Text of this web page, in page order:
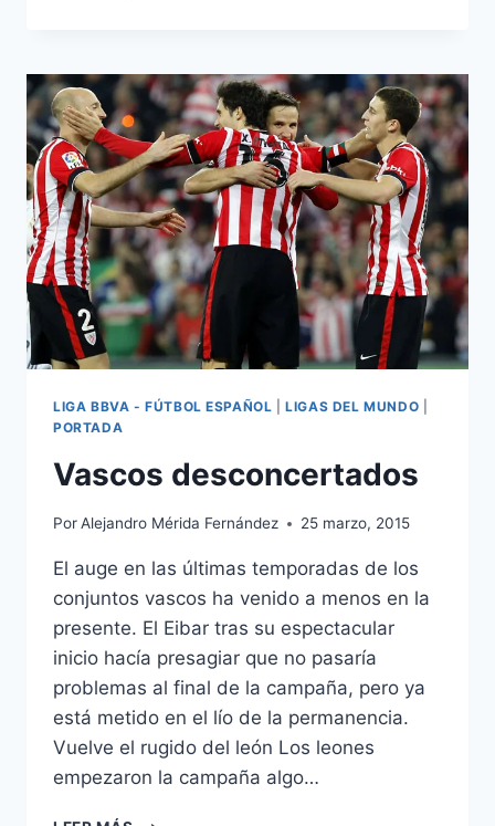
LIGA BBVA - FÚTBOL ESPAÑOL |LIGAS DEL MUNDO
PORTADA
Vascos desconcertados
PorAlejandro Mérida Fernández 25 marzo, 2015
El auge en las últimas temporadas de los
conjuntos vascos ha venido a menos en la
presente. El Eibar tras su espectacular
inicio hacía presagiar que no pasaría
problemas al final de la campaña, pero ya
está metido en el lío de la permanencia.
Vuelve el rugido del león Los leones
empezaron la campaña algo…
VASCOS